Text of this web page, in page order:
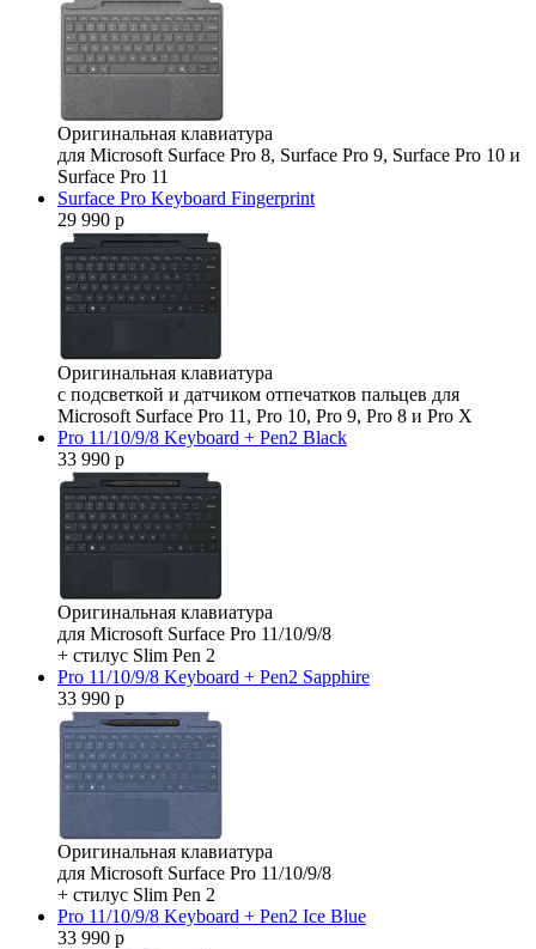
Оригинальная клавиатура
для Microsoft Surface Pro 8, Surface Pro 9, Surface Pro 10 и
Surface Pro 11
Surface Pro Keyboard Fingerprint
29 990 р
Оригинальная клавиатура
с подсветкой и датчиком отпечатков пальцев для
Microsoft Surface Pro 11, Pro 10, Pro 9, Pro 8 и Pro X
Pro 11/10/9/8 Keyboard + Pen2 Black
33 990 р
Оригинальная клавиатура
для Microsoft Surface Pro 11/10/9/8
+ стилус Slim Pen 2
Pro 11/10/9/8 Keyboard + Pen2 Sapphire
33 990 р
Оригинальная клавиатура
для Microsoft Surface Pro 11/10/9/8
+ стилус Slim Pen 2
Pro 11/10/9/8 Keyboard + Pen2 Ice Blue
33 990 р